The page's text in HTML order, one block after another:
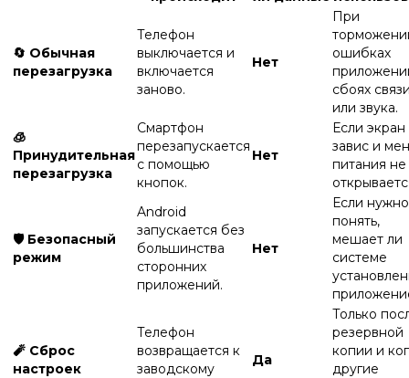
🔄 Обычная
перезагрузка
Телефон
выключается и
включается
заново.
Нет
При
ошибках
сбоях
или звука.
🧊
Принудительная
перезагрузка
Смартфон
перезапускается
с помощью
кнопок.
Нет
Если экран
завис и
питания не
🛡️ Безопасный
режим
Android
запускается без
большинства
сторонних
приложений.
Нет
Если нужно
понять,
мешает ли
системе
🧨 Сброс
настроек
Телефон
возвращается к
заводскому
Да
Только
резервной
копии и
другие